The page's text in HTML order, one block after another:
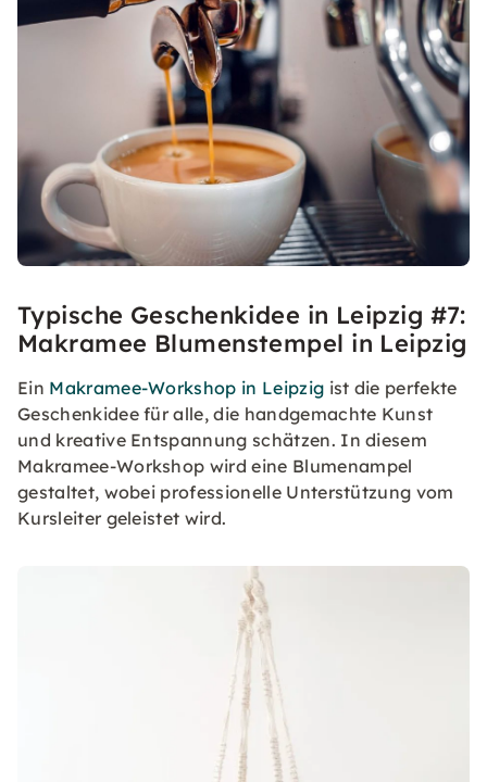
Typische Geschenkidee in Leipzig #7:
Makramee Blumenstempel in Leipzig
Ein Makramee-Workshop in Leipzig ist die perfekte
Geschenkidee für alle, die handgemachte Kunst
und kreative Entspannung schätzen. In diesem
Makramee-Workshop wird eine Blumenampel
gestaltet, wobei professionelle Unterstützung vom
Kursleiter geleistet wird.